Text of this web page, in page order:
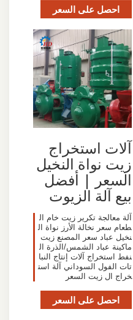
احصل على السعر
آلات استخراج
زيت نواة النخيل
السعر | أفضل
بيع آلة الزيوت
آلة معالجة تكرير زيت خام ال
طعام سعر نخالة الأرز نواة ال
نخيل عباد سعر المصنع زيت
ماكينة عباد الشمس/الذرة ال
نفط استخراج آلات إنتاج النبا
تات الفول السوداني آلة است
خراج ال زيت السعر
احصل على السعر